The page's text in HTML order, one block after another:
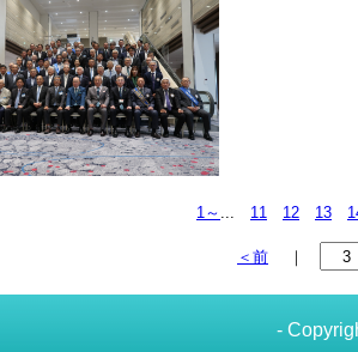
1～ ... 11 12 13
＜前 ｜
-